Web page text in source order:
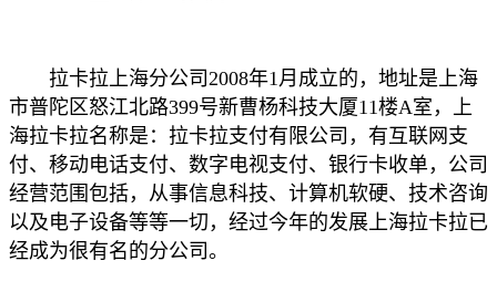
拉卡拉上海分公司2008年1月成立的，地址是上海
市普陀区怒江北路399号新曹杨科技大厦11楼A室，上
海拉卡拉名称是：拉卡拉支付有限公司，有互联网支
付、移动电话支付、数字电视支付、银行卡收单，公司
经营范围包括，从事信息科技、计算机软硬、技术咨询
以及电子设备等等一切，经过今年的发展上海拉卡拉已
经成为很有名的分公司。